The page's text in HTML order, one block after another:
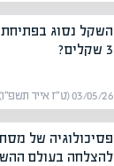
השקל נסוג
3 שקלים?
03/05/26 (ט״ז אייר תשפ״ו) | מערכת אפיק
פסיכולוגיה של
להצלחה בעולם